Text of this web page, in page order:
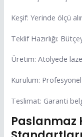
Keşif: Yerinde ölçü
Teklif Hazırlığı:
Üretim: Atölyede
Kurulum:
Teslimat: Garanti
Paslanmaz